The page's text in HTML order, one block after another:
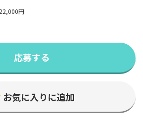
円
応募する
お気に入りに追加